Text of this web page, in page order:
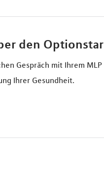
den
Gespräch mit Ihrem
Ihrer Gesundheit.